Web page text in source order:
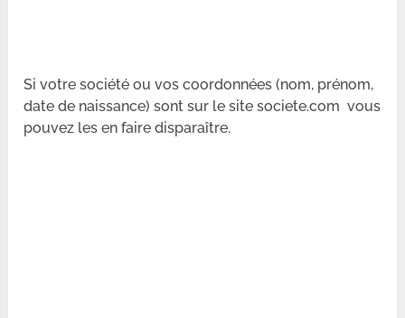
Si votre société ou vos coordonnées (nom, prénom,
date de naissance) sont sur le site societe.com vous
pouvez les en faire disparaître.